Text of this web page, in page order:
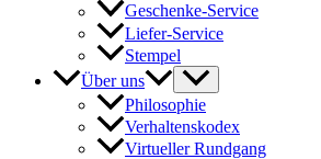
Geschenke-Service
Liefer-Service
Stempel
Über uns
Menü
umschalten
Philosophie
Verhaltenskodex
Virtueller Rundgang